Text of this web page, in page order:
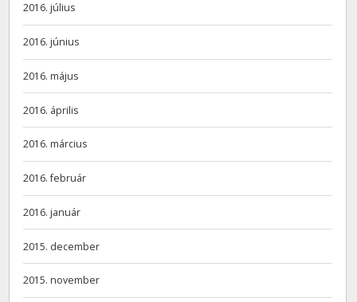
2016. július
2016. június
2016. május
2016. április
2016. március
2016. február
2016. január
2015. december
2015. november